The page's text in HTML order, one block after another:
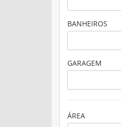
BANHEIROS
GARAGEM
ÁREA